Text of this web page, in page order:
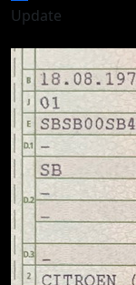
Update